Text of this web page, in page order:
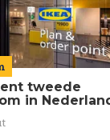
tweede
in